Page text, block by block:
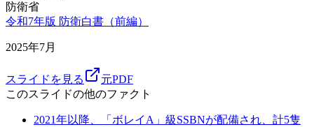
防衛省
令和7年版 防衛白書（前編）
2025年7月
スライドを見る
元PDF
このスライドの他のファクト
2021年以降、「ボレイA」級SSBNが配備され、計5隻